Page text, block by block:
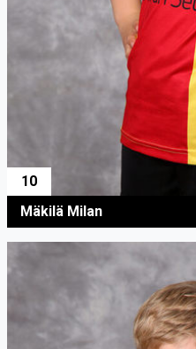
10
Mäkilä Milan